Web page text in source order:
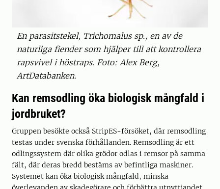
En parasitstekel, Trichomalus sp., en av de
naturliga fiender som hjälper till att kontrollera
rapsvivel i höstraps. Foto: Alex Berg,
ArtDatabanken.
Kan remsodling öka biologisk mångfald i
jordbruket?
Gruppen besökte också StripES-försöket, där remsodling
testas under svenska förhållanden. Remsodling är ett
odlingssystem där olika grödor odlas i remsor på samma
fält, där deras bredd bestäms av befintliga maskiner.
Systemet kan öka biologisk mångfald, minska